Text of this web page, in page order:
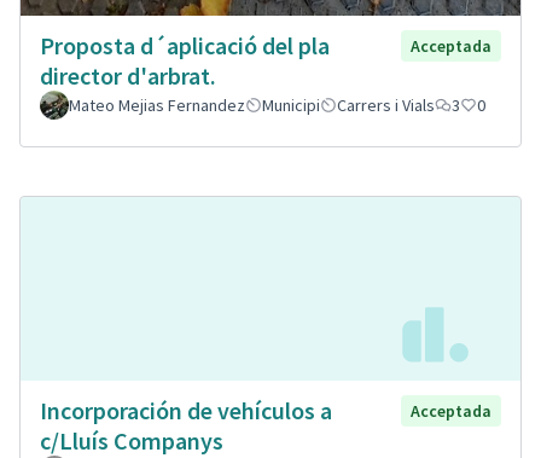
Proposta d´aplicació del pla
director d'arbrat.
Acceptada
Mateo Mejias Fernandez Municipi Carrers i Vials 3 0
Incorporación de vehículos a
c/Lluís Companys
Acceptada